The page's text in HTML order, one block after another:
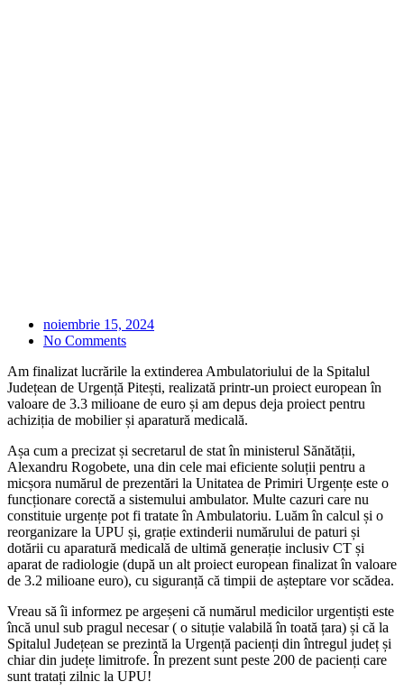
noiembrie 15, 2024
No Comments
Am finalizat lucrările la extinderea Ambulatoriului de la Spitalul
Județean de Urgență Pitești, realizată printr-un proiect european în
valoare de 3.3 milioane de euro și am depus deja proiect pentru
achiziția de mobilier și aparatură medicală.
Așa cum a precizat și secretarul de stat în ministerul Sănătății,
Alexandru Rogobete, una din cele mai eficiente soluții pentru a
micșora numărul de prezentări la Unitatea de Primiri Urgențe este o
funcționare corectă a sistemului ambulator. Multe cazuri care nu
constituie urgențe pot fi tratate în Ambulatoriu. Luăm în calcul și o
reorganizare la UPU și, grație extinderii numărului de paturi și
dotării cu aparatură medicală de ultimă generație inclusiv CT și
aparat de radiologie (după un alt proiect european finalizat în valoare
de 3.2 milioane euro), cu siguranță că timpii de așteptare vor scădea.
Vreau să îi informez pe argeșeni că numărul medicilor urgentiști este
încă unul sub pragul necesar ( o situție valabilă în toată țara) și că la
Spitalul Județean se prezintă la Urgență pacienți din întregul județ și
chiar din județe limitrofe. În prezent sunt peste 200 de pacienți care
sunt tratați zilnic la UPU!